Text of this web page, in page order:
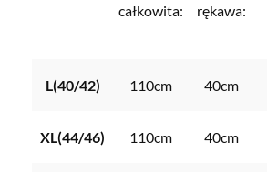
całkowita: rękawa:
L(40/42) 110cm 40cm
XL(44/46) 110cm 40cm